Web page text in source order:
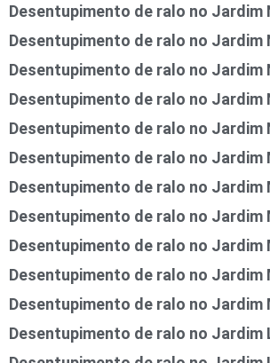
Desentupimento de ralo no Jardim
Desentupimento de ralo no Jardim
Desentupimento de ralo no Jardim
Desentupimento de ralo no Jardim
Desentupimento de ralo no Jardim
Desentupimento de ralo no Jardim
Desentupimento de ralo no Jardim
Desentupimento de ralo no Jardim
Desentupimento de ralo no Jardim
Desentupimento de ralo no Jardim
Desentupimento de ralo no Jardim
Desentupimento de ralo no Jardim